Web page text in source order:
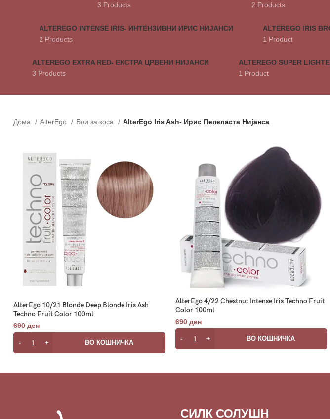
3 Products
2 Products
ALTEREGO INTENSE IRIS- ИНТЕНЗИВНИ ИРИС НИЈАНСИ
2 Products
ALTEREGO IRIS
1 Product
ALTEREGO EXTRA RED- ЕКСТРА ЦРВЕНИ НИЈАНСИ
3 Products
ALTEREGO SUPER
1 Product
Дома AlterEgo Бои за коса AlterEgo Iris Ash- Ирис Пепеласта Нијанса
AlterEgo 10/21 Blonde Deep Blonde Iris Ash
Techno Fruit Color 100ml
690 ден
ВО КОШНИЧКА
AlterEgo 4/22 Chestnut Intense Iris Techno Fruit
Color 100ml
690 ден
ВО КОШНИЧКА
СИЛК СОЛУШН